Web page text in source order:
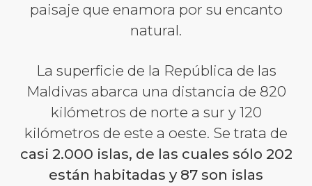
paisaje que enamora por su encanto
natural.
La superficie de la República de las
Maldivas abarca una distancia de 820
kilómetros de norte a sur y 120
kilómetros de este a oeste. Se trata de
casi 2.000 islas, de las cuales sólo 202
están habitadas y 87 son islas